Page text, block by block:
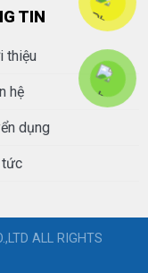
TIN
thiệu
hệ
dụng
tức
ALL RIGHTS